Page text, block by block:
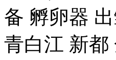
备 孵卵器
青白江 新都